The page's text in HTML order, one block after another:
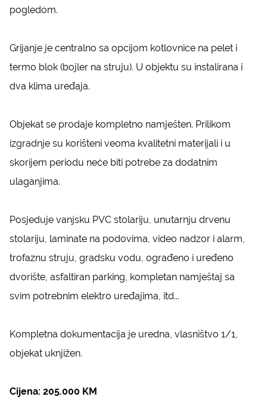
pogledom.
Grijanje je centralno sa opcijom kotlovnice na pelet i
termo blok (bojler na struju). U objektu su instalirana i
dva klima uređaja.
Objekat se prodaje kompletno namješten. Prilikom
izgradnje su korišteni veoma kvalitetni materijali i u
skorijem periodu neće biti potrebe za dodatnim
ulaganjima.
Posjeduje vanjsku PVC stolariju, unutarnju drvenu
stolariju, laminate na podovima, video nadzor i alarm,
trofaznu struju, gradsku vodu, ograđeno i uređeno
dvorište, asfaltiran parking, kompletan namještaj sa
svim potrebnim elektro uređajima, itd...
Kompletna dokumentacija je uredna, vlasništvo 1/1,
objekat uknjižen.
Cijena: 205.000 KM